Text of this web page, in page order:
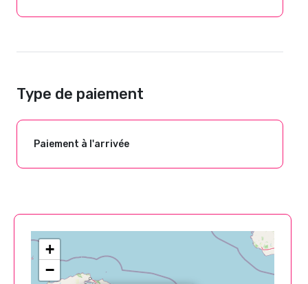
Type de paiement
Paiement à l'arrivée
+
−